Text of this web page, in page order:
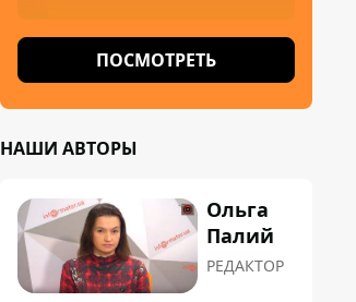
ПОСМОТРЕТЬ
НАШИ АВТОРЫ
Ольга
Палий
РЕДАКТОР